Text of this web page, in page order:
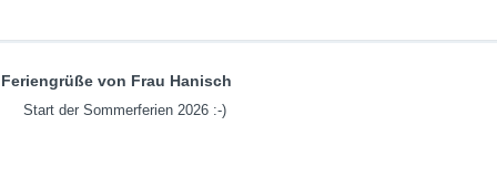
Feriengrüße von Frau Hanisch
Start der Sommerferien 2026 :-)